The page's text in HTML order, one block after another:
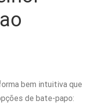
bem intuitiva que
de bate-papo: